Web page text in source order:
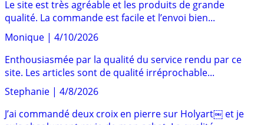
Le site est très agréable et les produits de grande
qualité. La commande est facile et l’envoi bien...
Monique | 4/10/2026
Enthousiasmée par la qualité du service rendu par ce
site. Les articles sont de qualité irréprochable...
Stephanie | 4/8/2026
J’ai commandé deux croix en pierre sur Holyart￼ et je